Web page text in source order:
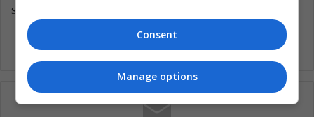
salvar de la situación", agregó.
Consent
Manage options